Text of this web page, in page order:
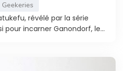
Geekeries
révélé par la série
pour incarner Ganondorf, le...